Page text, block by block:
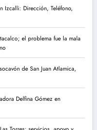
Izcalli: Dirección, Teléfono,
el problema fue la mala
de San Juan Atlamica,
Delfina Gómez en